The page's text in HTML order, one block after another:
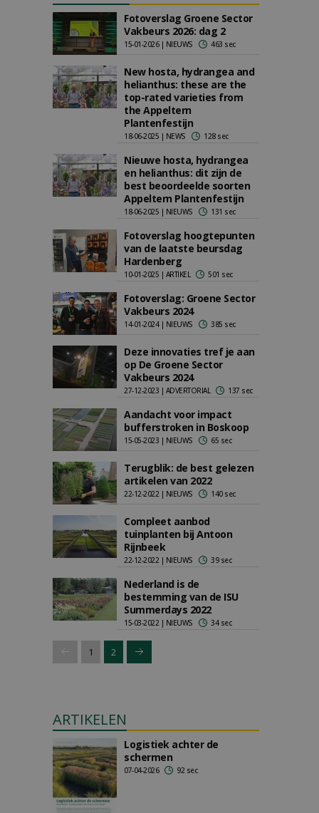
Fotoverslag Groene Sector
Vakbeurs 2026: dag 2
15-01-2026 | NIEUWS 463 sec
New hosta, hydrangea and
helianthus: these are the
top-rated varieties from
the Appeltern
Plantenfestijn
18-06-2025 | NEWS 128 sec
Nieuwe hosta, hydrangea
en helianthus: dit zijn de
best beoordeelde soorten
Appeltern Plantenfestijn
18-06-2025 | NIEUWS 131 sec
Fotoverslag hoogtepunten
van de laatste beursdag
Hardenberg
10-01-2025 | ARTIKEL 501 sec
Fotoverslag: Groene Sector
Vakbeurs 2024
14-01-2024 | NIEUWS 385 sec
Deze innovaties tref je aan
op De Groene Sector
Vakbeurs 2024
27-12-2023 | ADVERTORIAL 137 sec
Aandacht voor impact
bufferstroken in Boskoop
15-05-2023 | NIEUWS 65 sec
Terugblik: de best gelezen
artikelen van 2022
22-12-2022 | NIEUWS 140 sec
Compleet aanbod
tuinplanten bij Antoon
Rijnbeek
22-12-2022 | NIEUWS 39 sec
Nederland is de
bestemming van de ISU
Summerdays 2022
15-03-2022 | NIEUWS 34 sec
1 2
ARTIKELEN
Logistiek achter de
schermen
07-04-2026 92 sec